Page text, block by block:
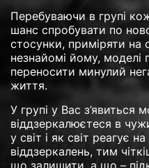
Перебуваючи в групі
шанс спробувати по
стосунки, приміряти на
незнайомі йому, моделі
переносити минулий
життя.
У групі у Вас з’явиться
віддзеркалюєтеся в
у світ і як світ реагує
віддзеркалень, тим